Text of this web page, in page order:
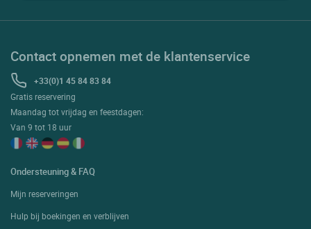
Contact opnemen met de klantenservice
+33(0)1 45 84 83 84
Gratis reservering
Maandag tot vrijdag en feestdagen:
Van 9 tot 18 uur
Ondersteuning & FAQ
Mijn reserveringen
Hulp bij boekingen en verblijven